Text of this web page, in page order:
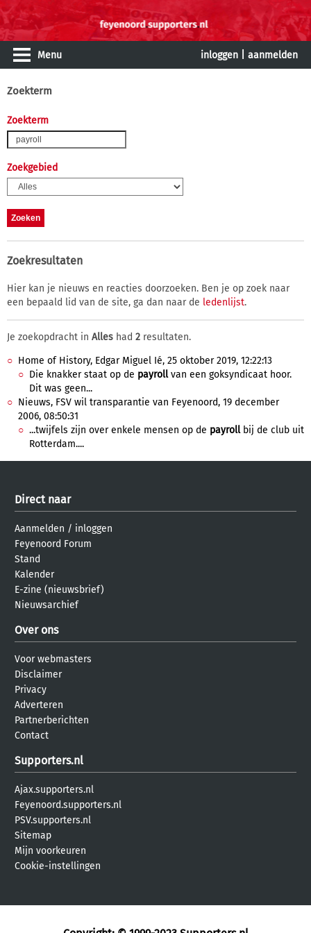
Menu inloggen aanmelden
Zoekterm
Zoekterm
Zoekgebied
Zoekresultaten
Hier kan je nieuws en reacties doorzoeken. Ben je op zoek naar
een bepaald lid van de site, ga dan naar de ledenlijst.
Je zoekopdracht in Alles had 2 resultaten.
Home of History, Edgar Miguel Ié, 25 oktober 2019, 12:22:13
Die knakker staat op de payrollvan een goksyndicaat hoor.
Dit was geen...
Nieuws, FSV wil transparantie van Feyenoord, 19 december
2006, 08:50:31
...twijfels zijn over enkele mensen op de payrollbij de club uit
Rotterdam....
Direct naar
Aanmelden / inloggen
Feyenoord Forum
Stand
Kalender
E-zine (nieuwsbrief)
Nieuwsarchief
Over ons
Voor webmasters
Disclaimer
Privacy
Adverteren
Partnerberichten
Contact
Supporters.nl
Ajax.supporters.nl
Feyenoord.supporters.nl
PSV.supporters.nl
Sitemap
Mijn voorkeuren
Cookie-instellingen